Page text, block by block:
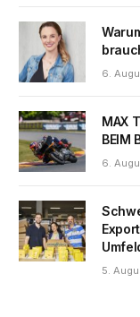
6.
MAX
BEIM
6.
5.